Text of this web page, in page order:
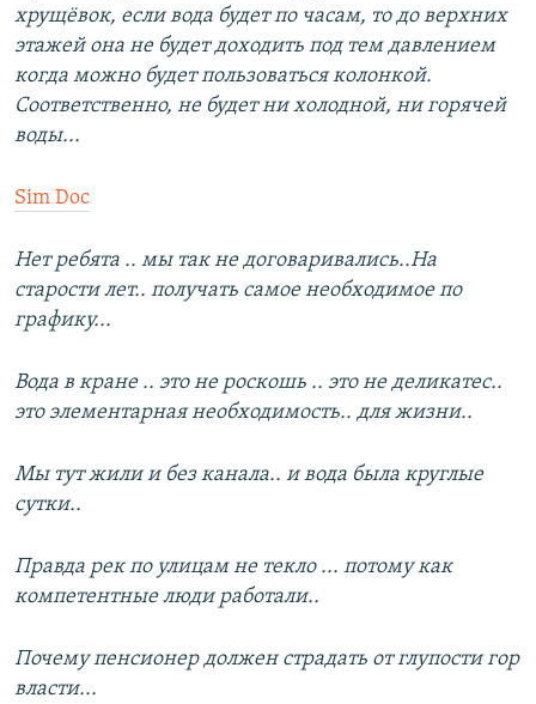
хрущёвок, если вода будет по часам, то до верхних
этажей она не будет доходить под тем давлением
когда можно будет пользоваться колонкой.
Соответственно, не будет ни холодной, ни горячей
воды...
Sim Doc
Нет ребята .. мы так не договаривались..На
старости лет.. получать самое необходимое по
графику...
Вода в кране .. это не роскошь .. это не деликатес..
это элементарная необходимость.. для жизни..
Мы тут жили и без канала.. и вода была круглые
сутки..
Правда рек по улицам не текло ... потому как
компетентные люди работали..
Почему пенсионер должен страдать от глупости гор
власти...